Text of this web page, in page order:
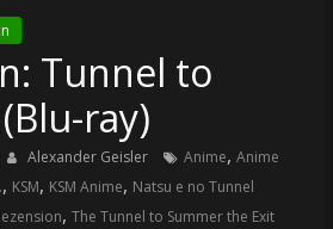
Tunnel to
ray)
Alexander Geisler Anime, Anime
, KSM, KSM Anime, Natsu e no Tunnel
, The Tunnel to Summer the Exit